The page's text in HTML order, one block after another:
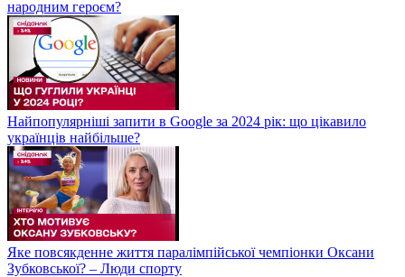
народним героєм?
Найпопулярніші запити в Google за 2024 рік: що цікавило
українців найбільше?
Яке повсякденне життя паралімпійської чемпіонки Оксани
Зубковської? – Люди спорту